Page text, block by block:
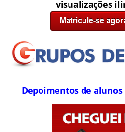
visualizações
Depoimentos de